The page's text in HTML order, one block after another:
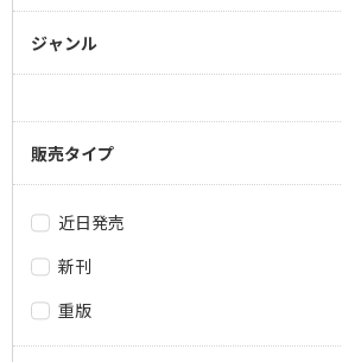
ジャンル
販売タイプ
近日発売
新刊
重版